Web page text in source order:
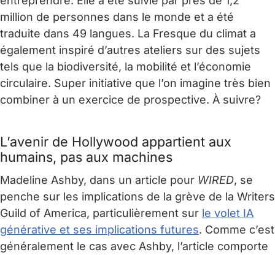
million de personnes dans le monde et a été
traduite dans 49 langues. La Fresque du climat a
également inspiré d’autres ateliers sur des sujets
tels que la biodiversité, la mobilité et l’économie
circulaire. Super initiative que l’on imagine très bien
combiner à un exercice de prospective. À suivre?
L’avenir de Hollywood appartient aux
humains, pas aux machines
Madeline Ashby, dans un article pour WIRED, se
penche sur les implications de la grève de la Writers
Guild of America, particulièrement sur le volet IA
générative et ses implications futures. Comme c’est
généralement le cas avec Ashby, l’article comporte